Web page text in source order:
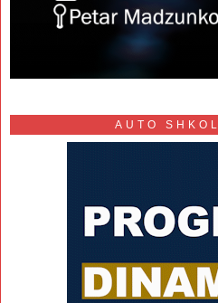
AUTO